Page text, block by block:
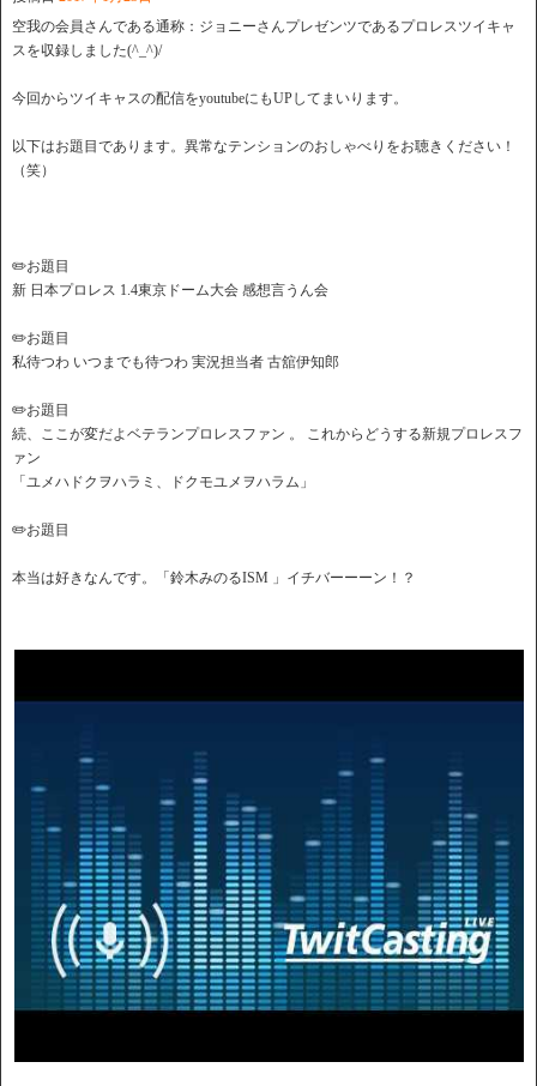
空我の会員さんである通称：ジョニーさんプレゼンツであるプロレスツイキャ
スを収録しました(^_^)/
今回からツイキャスの配信をyoutubeにもUPしてまいります。
以下はお題目であります。異常なテンションのおしゃべりをお聴きください！
（笑）
✏️お題目
新 日本プロレス 1.4東京ドーム大会 感想言うん会
✏️お題目
私待つわ いつまでも待つわ 実況担当者 古舘伊知郎
✏️お題目
続、ここが変だよベテランプロレスファン 。 これからどうする新規プロレスフ
ァン
「ユメハドクヲハラミ、ドクモユメヲハラム」
✏️お題目
本当は好きなんです。「鈴木みのるISM 」イチバーーーン！？